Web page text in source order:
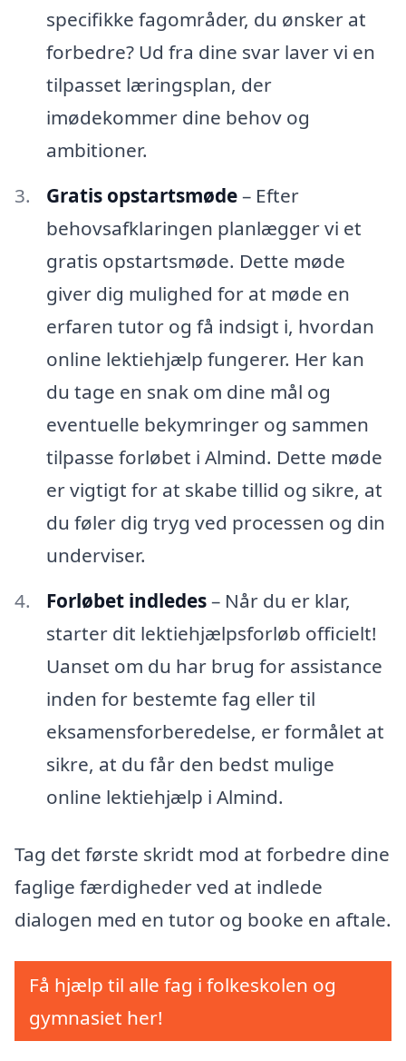
specifikke fagområder, du ønsker at
forbedre? Ud fra dine svar laver vi en
tilpasset læringsplan, der
imødekommer dine behov og
ambitioner.
Gratis opstartsmøde– Efter
behovsafklaringen planlægger vi et
gratis opstartsmøde. Dette møde
giver dig mulighed for at møde en
erfaren tutor og få indsigt i, hvordan
online lektiehjælp fungerer. Her kan
du tage en snak om dine mål og
eventuelle bekymringer og sammen
tilpasse forløbet i Almind. Dette møde
er vigtigt for at skabe tillid og sikre, at
du føler dig tryg ved processen og din
underviser.
Forløbet indledes– Når du er klar,
starter dit lektiehjælpsforløb officielt!
Uanset om du har brug for assistance
inden for bestemte fag eller til
eksamensforberedelse, er formålet at
sikre, at du får den bedst mulige
online lektiehjælp i Almind.
Tag det første skridt mod at forbedre dine
faglige færdigheder ved at indlede
dialogen med en tutor og booke en aftale.
Få hjælp til alle fag i folkeskolen og
gymnasiet her!